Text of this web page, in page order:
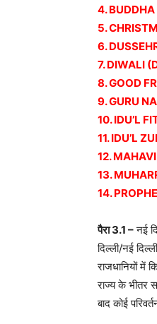
4.
5.
6.
7. DIWALI
8. GOOD
9. GURU
10. IDU’L
11. IDU’L
12.
13.
14.
पैरा 3.1 –नई
दिल्ली/नई
राजधानियों में
राज्य के भीतर
बाद कोई